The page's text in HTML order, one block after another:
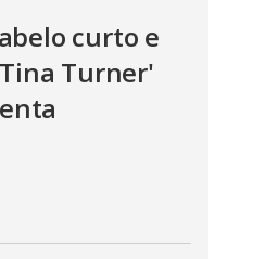
curto e
Turner'